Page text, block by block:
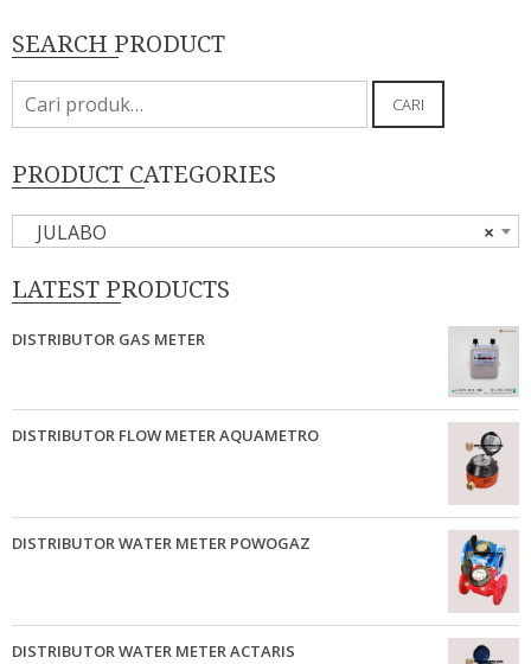
SEARCH PRODUCT
Pencarian
untuk:
CARI
PRODUCT CATEGORIES
×
JULABO
LATEST PRODUCTS
DISTRIBUTOR GAS METER
DISTRIBUTOR FLOW METER AQUAMETRO
DISTRIBUTOR WATER METER POWOGAZ
DISTRIBUTOR WATER METER ACTARIS